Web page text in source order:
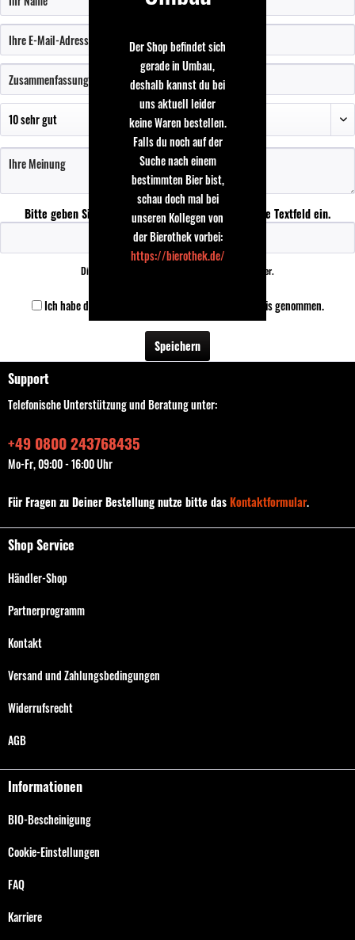
Bitte geben Sie die Zeichenfolge in das nachfolgende Textfeld ein.
Die mit einem * markierten Felder sind Pflichtfelder.
Ich habe die zur Kenntnis genommen.
Speichern
Support
Telefonische Unterstützung und Beratung unter:
+49 0800 243768435
Mo-Fr, 09:00 - 16:00 Uhr
Für Fragen zu Deiner Bestellung nutze bitte dasKontaktformular.
Shop Service
Händler-Shop
Partnerprogramm
Kontakt
Versand und Zahlungsbedingungen
Widerrufsrecht
AGB
Informationen
BIO-Bescheinigung
Cookie-Einstellungen
FAQ
Karriere
Der Shop befindet sich
gerade in Umbau,
deshalb kannst du bei
uns aktuell leider
keine Waren bestellen.
Falls du noch auf der
Suche nach einem
bestimmten Bier bist,
schau doch mal bei
unseren Kollegen von
der Bierothek vorbei:
https://bierothek.de/